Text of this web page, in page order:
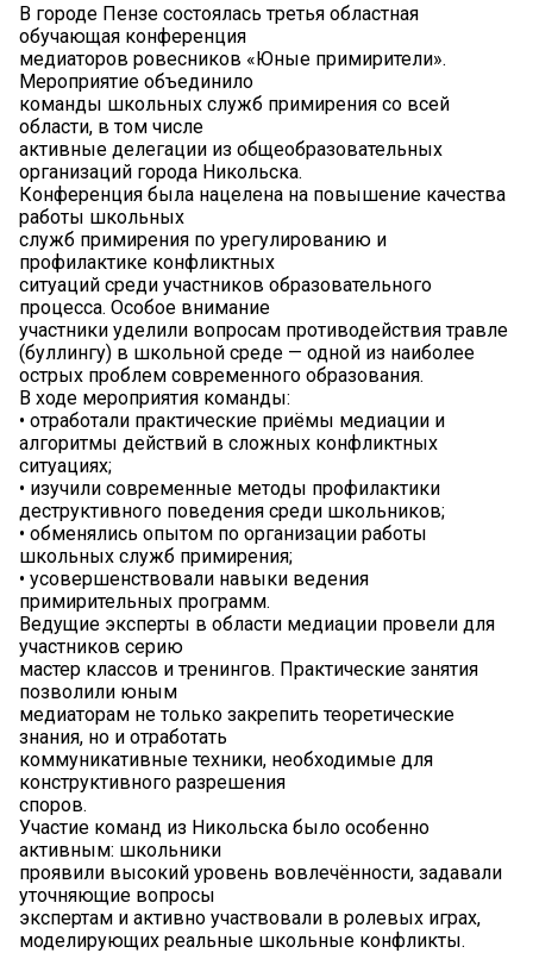
В городе Пензе состоялась третья областная
обучающая конференция
медиаторов ровесников «Юные примирители».
Мероприятие объединило
команды школьных служб примирения со всей
области, в том числе
активные делегации из общеобразовательных
организаций города Никольска.
Конференция была нацелена на повышение качества
работы школьных
служб примирения по урегулированию и
профилактике конфликтных
ситуаций среди участников образовательного
процесса. Особое внимание
участники уделили вопросам противодействия травле
(буллингу) в школьной среде — одной из наиболее
острых проблем современного образования.
В ходе мероприятия команды:
• отработали практические приёмы медиации и
алгоритмы действий в сложных конфликтных
ситуациях;
• изучили современные методы профилактики
деструктивного поведения среди школьников;
• обменялись опытом по организации работы
школьных служб примирения;
• усовершенствовали навыки ведения
примирительных программ.
Ведущие эксперты в области медиации провели для
участников серию
мастер классов и тренингов. Практические занятия
позволили юным
медиаторам не только закрепить теоретические
знания, но и отработать
коммуникативные техники, необходимые для
конструктивного разрешения
споров.
Участие команд из Никольска было особенно
активным: школьники
проявили высокий уровень вовлечённости, задавали
уточняющие вопросы
экспертам и активно участвовали в ролевых играх,
моделирующих реальные школьные конфликты.